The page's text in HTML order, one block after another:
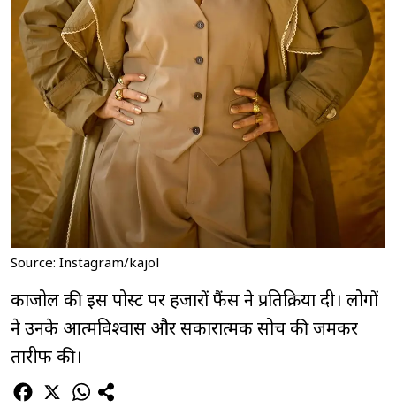
Source: Instagram/kajol
काजोल की इस पोस्ट पर हजारों फैंस ने प्रतिक्रिया दी। लोगों
ने उनके आत्मविश्वास और सकारात्मक सोच की जमकर
तारीफ की।